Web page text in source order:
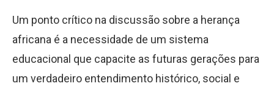
Um ponto crítico na discussão sobre a herança
africana é a necessidade de um sistema
educacional que capacite as futuras gerações para
um verdadeiro entendimento histórico, social e